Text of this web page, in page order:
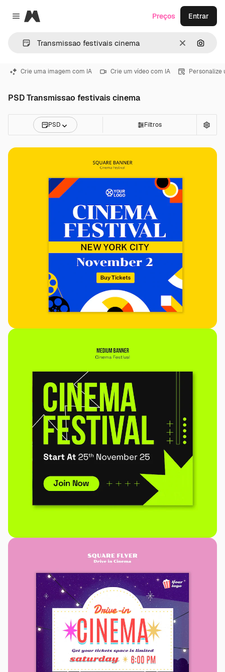
Close menu
Magnific
Limpar
Preços Entrar
Crie uma imagem com IA Crie um vídeo com IA Personalize
PSD Transmissao festivais cinema
PSD Filtros